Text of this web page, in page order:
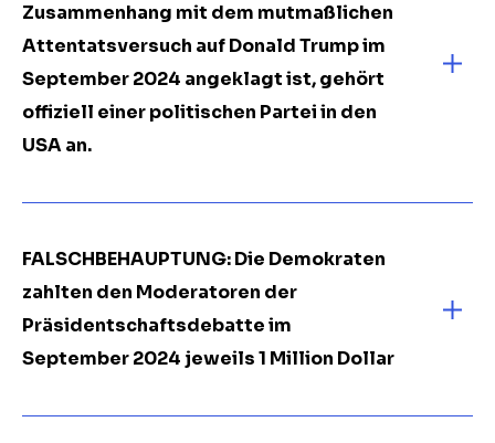
Zusammenhang mit dem mutmaßlichen
Attentatsversuch auf Donald Trump im
September 2024 angeklagt ist, gehört
offiziell einer politischen Partei in den
USA an.
FALSCHBEHAUPTUNG: Die Demokraten
zahlten den Moderatoren der
Präsidentschaftsdebatte im
September 2024 jeweils 1 Million Dollar